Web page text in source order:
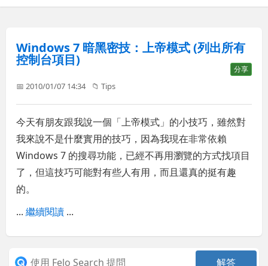
Windows 7 暗黑密技：上帝模式 (列出所有
控制台項目)
分享
📅 2010/01/07 14:34 📁Tips
今天有朋友跟我說一個「上帝模式」的小技巧，雖然對
我來說不是什麼實用的技巧，因為我現在非常依賴
Windows 7 的搜尋功能，已經不再用瀏覽的方式找項目
了，但這技巧可能對有些人有用，而且還真的挺有趣
的。
...繼續閱讀 ...